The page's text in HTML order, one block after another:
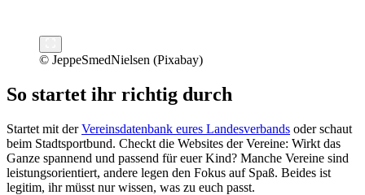
© JeppeSmedNielsen (Pixabay)
So startet ihr richtig durch
Startet mit derVereinsdatenbank eures Landesverbands oder schaut
beim Stadtsportbund. Checkt die Websites der Vereine: Wirkt das
Ganze spannend und passend für euer Kind? Manche Vereine sind
leistungsorientiert, andere legen den Fokus auf Spaß. Beides ist
legitim, ihr müsst nur wissen, was zu euch passt.